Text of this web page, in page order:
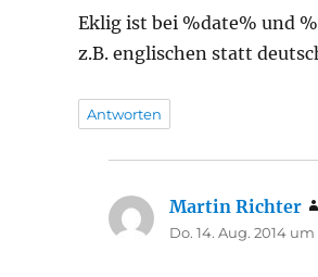
Eklig ist bei %date% und
z.B. englischen statt
Antworten
Martin Richter
Do. 14. Aug. 2014